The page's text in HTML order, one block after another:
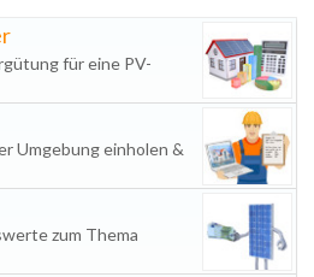
für eine PV-
Umgebung einholen &
zum Thema